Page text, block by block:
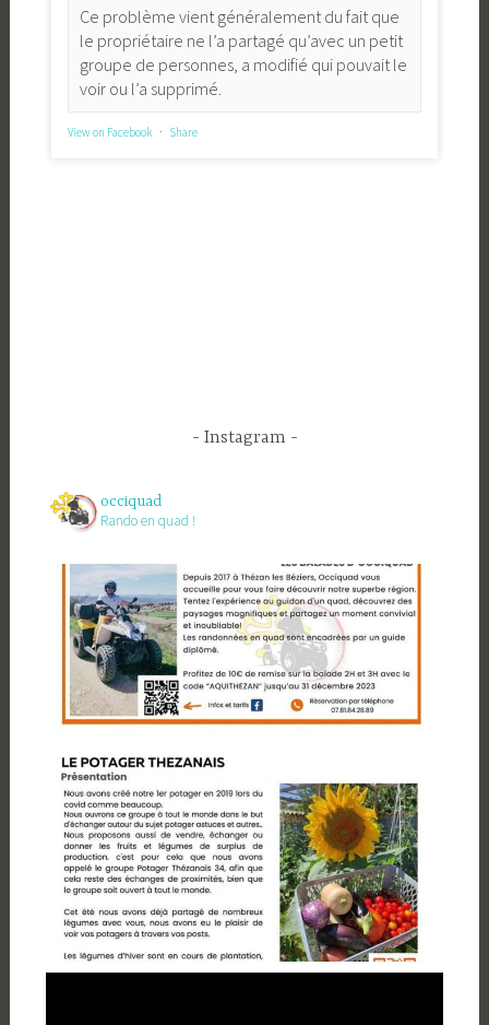
Ce problème vient généralement du fait que
le propriétaire ne l’a partagé qu’avec un petit
groupe de personnes, a modifié qui pouvait le
voir ou l’a supprimé.
View on Facebook · Share
Instagram
occiquad
Rando en quad !